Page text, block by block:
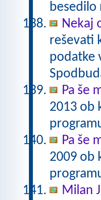
besedilo
Nekaj
reševati
podatke
Pa še
2013 ob
Pa še
2009 ob
Milan